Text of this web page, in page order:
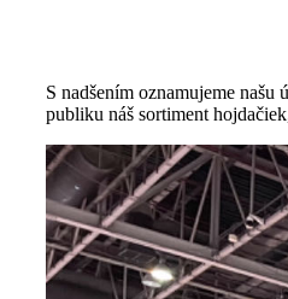
S nadšením oznamujeme
publiku náš sortiment